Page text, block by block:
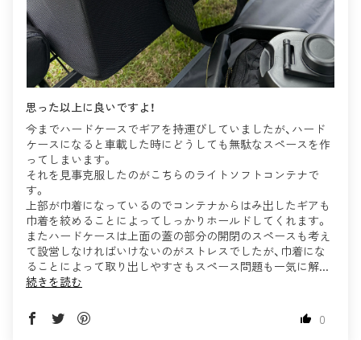
思った以上に良いですよ！
今までハードケースでギアを持運びしていましたが、ハード
ケースになると車載した時にどうしても無駄なスペースを作
ってしまいます。
それを見事克服したのがこちらのライトソフトコンテナで
す。
上部が巾着になっているのでコンテナからはみ出したギアも
巾着を絞めることによってしっかりホールドしてくれます。
またハードケースは上面の蓋の部分の開閉のスペースも考え
て設営しなければいけないのがストレスでしたが、巾着にな
ることによって取り出しやすさもスペース問題も一気に解...
続きを読む
0